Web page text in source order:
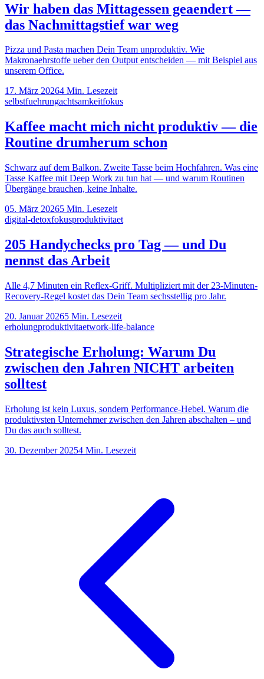
Wir haben das Mittagessen geaendert —
das Nachmittagstief war weg
Pizza und Pasta machen Dein Team unproduktiv. Wie
Makronaehrstoffe ueber den Output entscheiden — mit Beispiel aus
unserem Office.
17. März 20264 Min. Lesezeit
selbstfuehrungachtsamkeitfokus
Kaffee macht mich nicht produktiv — die
Routine drumherum schon
Schwarz auf dem Balkon. Zweite Tasse beim Hochfahren. Was eine
Tasse Kaffee mit Deep Work zu tun hat — und warum Routinen
Übergänge brauchen, keine Inhalte.
05. März 20265 Min. Lesezeit
digital-detoxfokusproduktivitaet
205 Handychecks pro Tag — und Du
nennst das Arbeit
Alle 4,7 Minuten ein Reflex-Griff. Multipliziert mit der 23-Minuten-
Recovery-Regel kostet das Dein Team sechsstellig pro Jahr.
20. Januar 20265 Min. Lesezeit
erholungproduktivitaetwork-life-balance
Strategische Erholung: Warum Du
zwischen den Jahren NICHT arbeiten
solltest
Erholung ist kein Luxus, sondern Performance-Hebel. Warum die
produktivsten Unternehmer zwischen den Jahren abschalten – und
Du das auch solltest.
30. Dezember 20254 Min. Lesezeit